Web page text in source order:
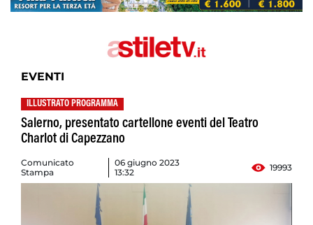
EVENTI
ILLUSTRATO PROGRAMMA
Salerno, presentato cartellone eventi del Teatro
Charlot di Capezzano
Comunicato
Stampa
06 giugno 2023
13:32
19993